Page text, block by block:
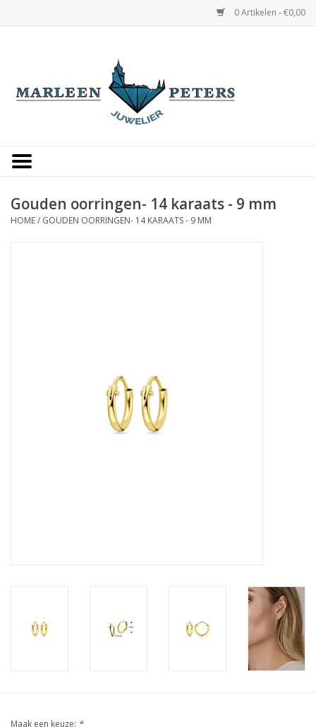
0 Artikelen - €0,00
Occasions
Cadeaukaarten
Gouden oorringen- 14 karaats - 9 mm
HOME/ GOUDEN OORRINGEN- 14 KARAATS - 9 MM
Maak een keuze: *